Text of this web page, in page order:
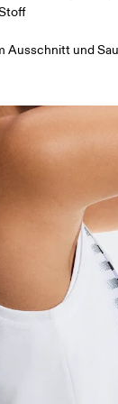
Ausschnitt und